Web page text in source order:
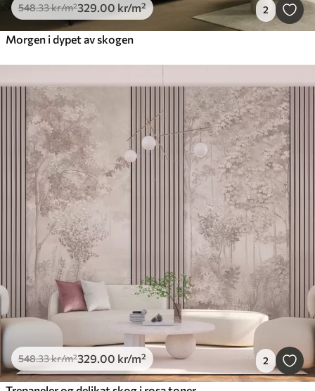
548.33kr/m²329.00 kr/m² 2
Morgen i dypet av skogen
548.33kr/m²329.00 kr/m² 2